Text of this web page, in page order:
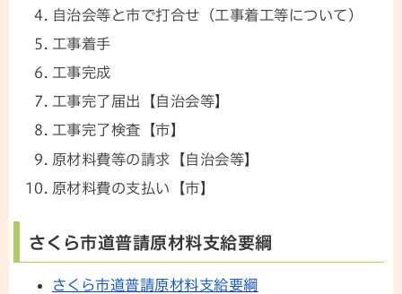
自治会等と市で打合せ（工事着工等について）
工事着手
工事完成
工事完了届出【自治会等】
工事完了検査【市】
原材料費等の請求【自治会等】
原材料費の支払い【市】
さくら市道普請原材料支給要綱
さくら市道普請原材料支給要綱